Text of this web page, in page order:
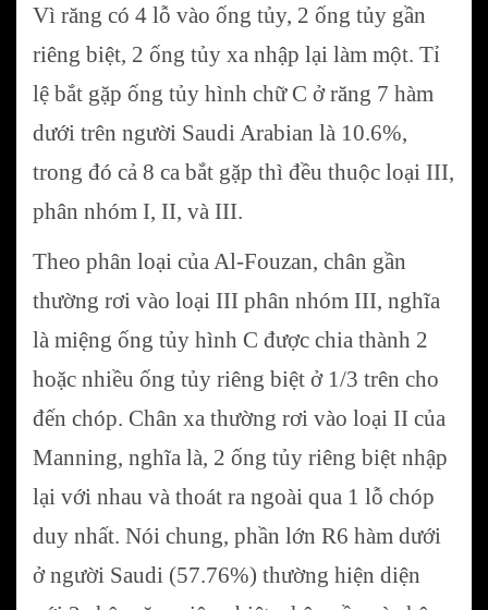
Vì răng có 4 lỗ vào ống tủy, 2 ống tủy gần
riêng biệt, 2 ống tủy xa nhập lại làm một. Tỉ
lệ bắt gặp ống tủy hình chữ C ở răng 7 hàm
dưới trên người Saudi Arabian là 10.6%,
trong đó cả 8 ca bắt gặp thì đều thuộc loại III,
phân nhóm I, II, và III.
Theo phân loại của Al-Fouzan, chân gần
thường rơi vào loại III phân nhóm III, nghĩa
là miệng ống tủy hình C được chia thành 2
hoặc nhiều ống tủy riêng biệt ở 1/3 trên cho
đến chóp. Chân xa thường rơi vào loại II của
Manning, nghĩa là, 2 ống tủy riêng biệt nhập
lại với nhau và thoát ra ngoài qua 1 lỗ chóp
duy nhất. Nói chung, phần lớn R6 hàm dưới
ở người Saudi (57.76%) thường hiện diện